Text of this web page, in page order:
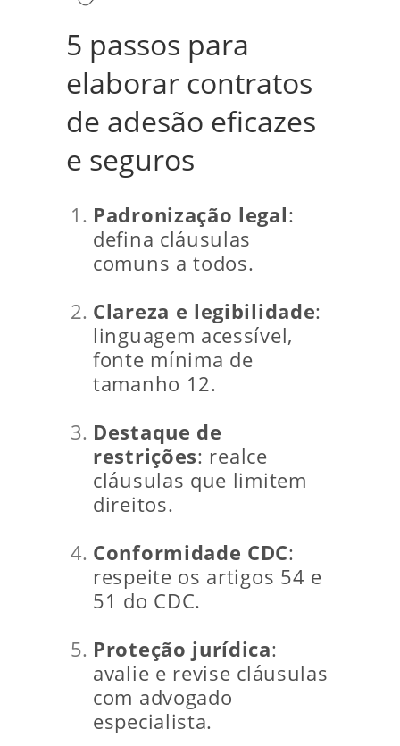
5 passos para
elaborar contratos
de adesão eficazes
e seguros
Padronização legal:
defina cláusulas
comuns a todos.
Clareza e legibilidade:
linguagem acessível,
fonte mínima de
tamanho 12.
Destaque de
restrições: realce
cláusulas que limitem
direitos.
Conformidade CDC:
respeite os artigos 54 e
51 do CDC.
Proteção jurídica:
avalie e revise cláusulas
com advogado
especialista.